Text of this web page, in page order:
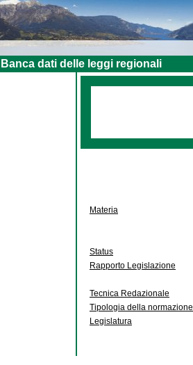
Banca dati delle leggi regionali
Materia
Status
Rapporto Legislazione
Tecnica Redazionale
Tipologia della normazione
Legislatura